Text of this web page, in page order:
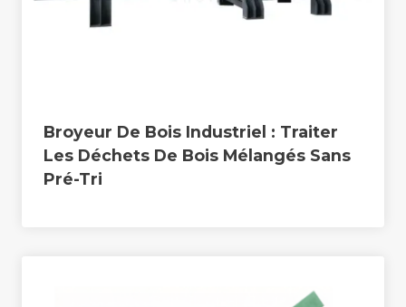
Broyeur De Bois Industriel : Traiter
Les Déchets De Bois Mélangés Sans
Pré-Tri